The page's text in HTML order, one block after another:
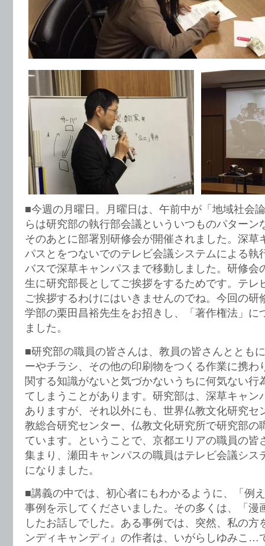
■今週の月曜日。月曜日は、午前中が「地域社会
らは研究部の執行部会議といういつものパターン
そのあとに部署別研修会が開催されました。深草
パスとをつないでのテレビ会議システムによる執
バスで深草キャンパスまで移動しました。研修会
生に研究部長としてご挨拶をするためです。テレ
ご挨拶するわけにはいきませんのでね。今回の研
学部の栗田昌裕先生をお招きし、「著作権法」に
ました。
■研究部の職員の皆さんは、教員の皆さんととも
ーやチラシ、その他の印刷物をつくる作業に携わ
関する知識がないと気づかないうちに何気ない行
てしまうことがあります。研究部は、深草キャン
ありますが、それ以外にも、世界仏教文化研究セ
教総合研究センター、仏教文化研究所で研究部の
ています。ということで、京都エリアの職員の皆
集まり、瀬田キャンパスの職員はテレビ会議シス
になりました。
■講義の中では、初心者にもわかるように、「例
事例を示してくださいました。その多くは、「漫
したお話しでした。ある事例では、突然、私の方
ンディキャンディ』の作者は、いがらしゆみこ…